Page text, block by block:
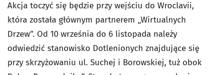
Akcja toczyć się będzie przy wejściu do Wroclavii,
która została głównym partnerem „Wirtualnych
Drzew”. Od 10 września do 6 listopada należy
odwiedzić stanowisko Dotlenionych znajdujące się
przy skrzyżowaniu ul. Suchej i Borowskiej, tuż obok